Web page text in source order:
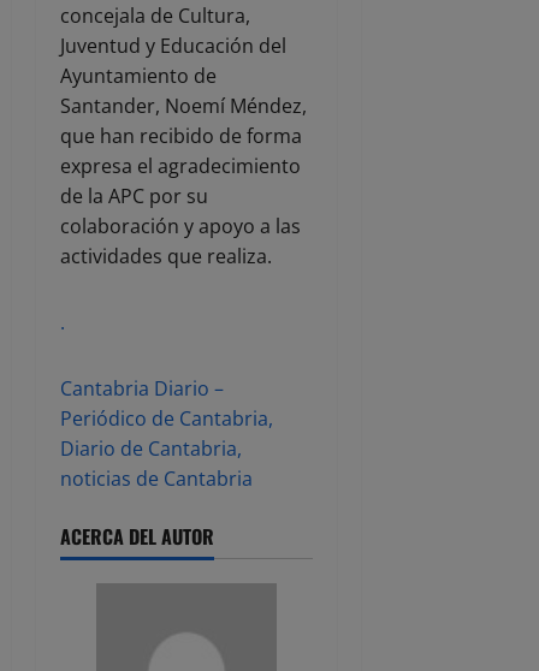
concejala de Cultura,
Juventud y Educación del
Ayuntamiento de
Santander, Noemí Méndez,
que han recibido de forma
expresa el agradecimiento
de la APC por su
colaboración y apoyo a las
actividades que realiza.
.
Cantabria Diario –
Periódico de Cantabria,
Diario de Cantabria,
noticias de Cantabria
ACERCA DEL AUTOR